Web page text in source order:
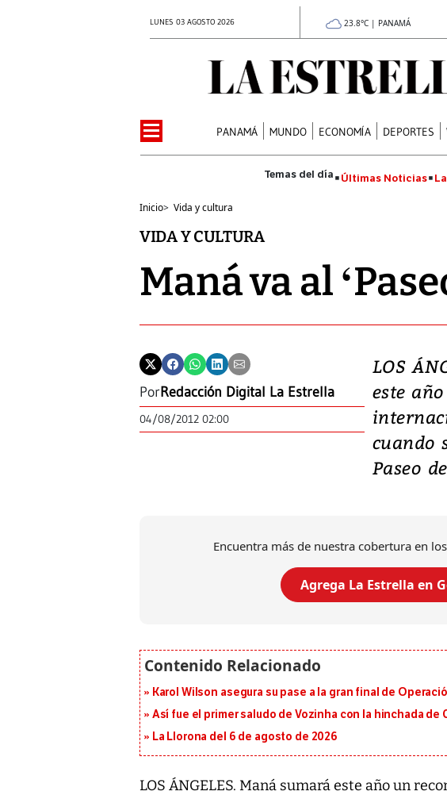
LUNES 03 AGOSTO 2026 23.8°C | PANAMÁ
PANAMÁ MUNDO ECONOMÍA DEPORTES
Últimas Noticias
Inicio> Vida y cultura
VIDA Y CULTURA
Maná va al
PorRedacción Digital La Estrella
04/08/2012 02:00
LOS
este
cuando
Paseo
Encuentra más de nuestra cobertura en
Agrega La Estrella en
Karol Wilson asegura su pase a la gran final de
Así fue el primer saludo de Vozinha con la hinchada de
La Llorona del 6 de agosto de 2026
LOS ÁNGELES. Maná sumará este año un